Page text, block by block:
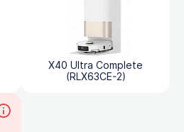
X40 Ultra Complete
(RLX63CE-2)